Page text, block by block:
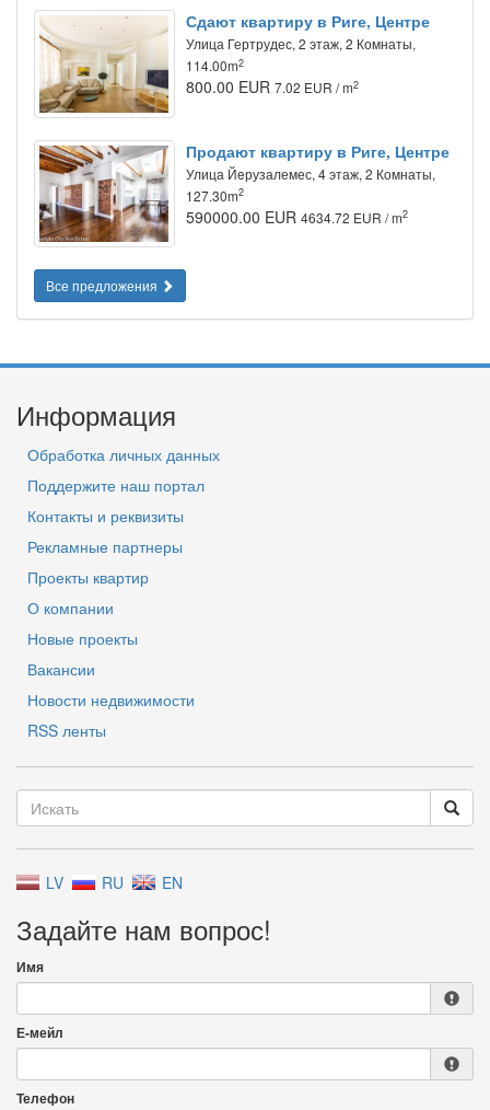
Сдают квартиру в Риге, Центре
Улица Гертрудес, 2 этаж, 2 Комнаты,
114.00m2
800.00 EUR 7.02 EUR / m2
Продают квартиру в Риге, Центре
Улица Йeрузалемес, 4 этаж, 2 Комнаты,
127.30m2
590000.00 EUR 4634.72 EUR / m2
Все предложения
Информация
Обработка личных данных
Поддержите наш портал
Контакты и реквизиты
Рекламные партнеры
Проекты квартир
О компании
Новые проекты
Вакансии
Новости недвижимости
RSS ленты
LV RU EN
Задайте нам вопрос!
Имя
Е-мейл
Телефон